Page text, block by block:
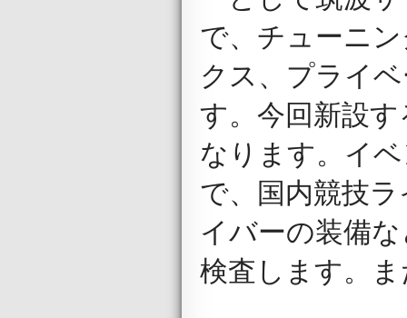
で、チューニ
クス、プライ
す。今回新設
なります。イ
で、国内競技
イバーの装備
検査します。